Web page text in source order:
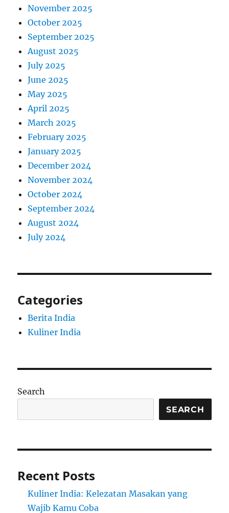
November 2025
October 2025
September 2025
August 2025
July 2025
June 2025
May 2025
April 2025
March 2025
February 2025
January 2025
December 2024
November 2024
October 2024
September 2024
August 2024
July 2024
Categories
Berita India
Kuliner India
Search
SEARCH
Recent Posts
Kuliner India: Kelezatan Masakan yang
Wajib Kamu Coba